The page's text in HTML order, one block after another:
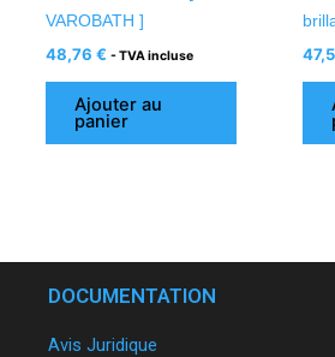
VAROBATH ]
48,76 € - TVA incluse
Ajouter au
panier
DOCUMENTATION
Avis Juridique